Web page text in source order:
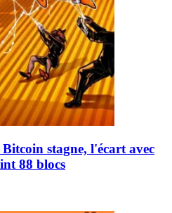
stagne, l'écart avec
88 blocs